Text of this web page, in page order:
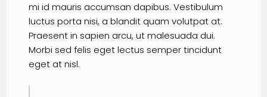
mi id mauris accumsan dapibus. Vestibulum
luctus porta nisi, a blandit quam volutpat at.
Praesent in sapien arcu, ut malesuada dui.
Morbi sed felis eget lectus semper tincidunt
eget at nisl.